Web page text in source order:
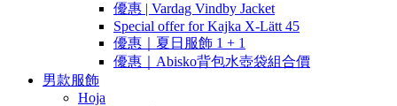
優惠 | Vardag Vindby Jacket
Special offer for Kajka X-Lätt 45
優惠｜夏日服飾 1 + 1
優惠｜Abisko背包水壺袋組合價
男款服飾
Hoja